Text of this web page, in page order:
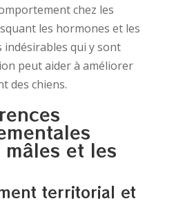
chez les
les hormones et les
qui y sont
peut aider à améliorer
des chiens.
et les
territorial et